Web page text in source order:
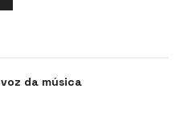
da música